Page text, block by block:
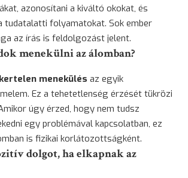
azonosítani a kiváltó okokat, és
tudatalatti folyamatokat. Sok ember
az írás is feldolgozást jelent.
menekülni az álomban?
menekülés az egyik
Ez a tehetetlenség érzését tükrözi
úgy érzed, hogy nem tudsz
egy problémával kapcsolatban, ez
is fizikai korlátozottságként.
dolgot, ha elkapnak az